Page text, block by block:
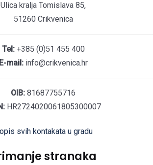
Ulica kralja Tomislava 85,
51260 Crikvenica
Tel:+385 (0)51 455 400
E-mail:info@crikvenica.hr
OIB: 81687755716
HR2724020061805300007
svih kontakata u gradu
stranaka